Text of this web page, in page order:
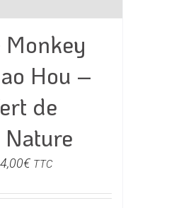
Monkey
Hou –
de
Nature
€Plage
prix :
TTC